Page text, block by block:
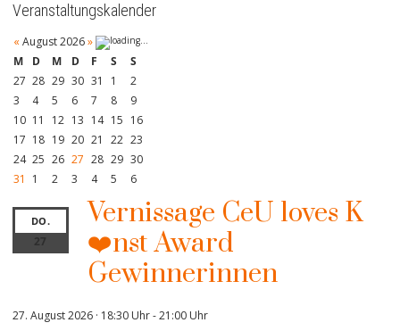
Veranstaltungskalender
« August 2026»
M
D M D F S
S
27 28 29 30 31 1
2
3
4 5 6 7 8
9
10 11 12 13 14 15 16
17 18 19 20 21 22 23
24 25 26 27 28 29 30
31
1 2 3 4 5 6
DO.
27
Vernissage CeU loves K
❤️nst Award
Gewinnerinnen
27. August 2026 · 18:30 Uhr-21:00 Uhr